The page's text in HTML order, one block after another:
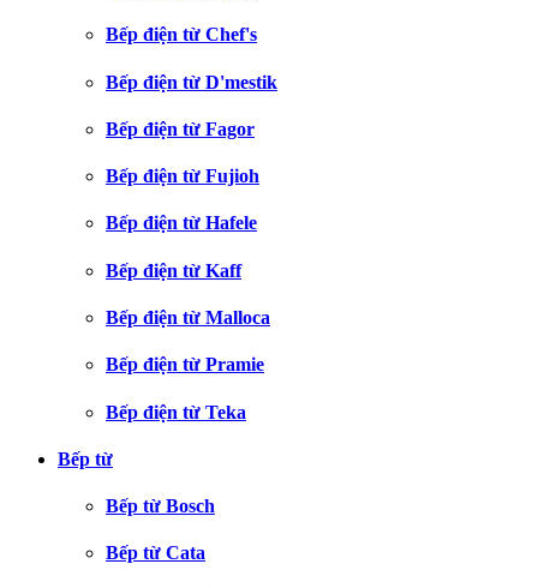
Bếp điện từ Chef's
Bếp điện từ D'mestik
Bếp điện từ Fagor
Bếp điện từ Fujioh
Bếp điện từ Hafele
Bếp điện từ Kaff
Bếp điện từ Malloca
Bếp điện từ Pramie
Bếp điện từ Teka
Bếp từ
Bếp từ Bosch
Bếp từ Cata